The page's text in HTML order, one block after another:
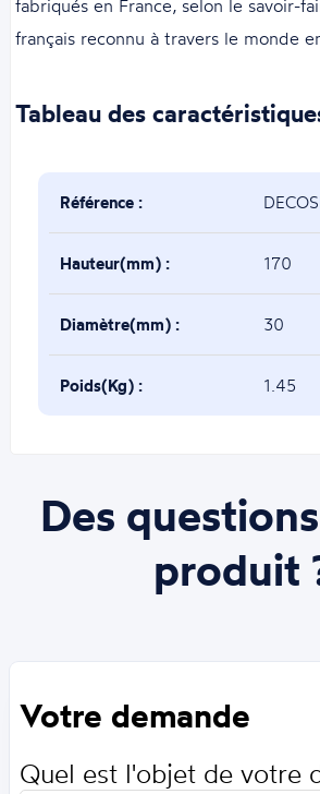
fabriqués en France, selon le savoir-
français reconnu à travers le monde
Tableau des
Référence :
Hauteur(mm) : 170
Diamètre(mm) : 30
Poids(Kg) : 1.45
Des
produit
Votre demande
Quel est l'objet de votre